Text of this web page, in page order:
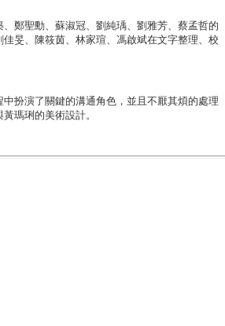
鄭聖勳、蘇淑冠、劉純瑀、劉雅芳、蔡孟哲的
旻、陳筱茵、林家瑄、馮啟斌在文字整理、校
扮演了關鍵的溝通角色，並且不厭其煩的處理
瑪琍的美術設計。